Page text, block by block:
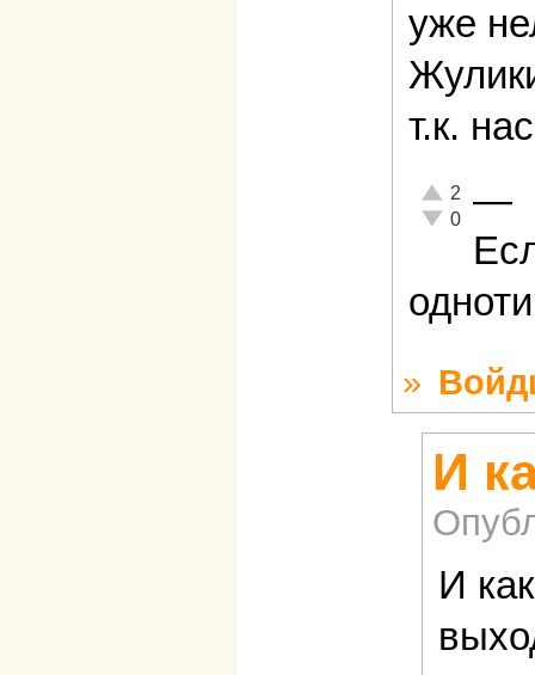
уже
т.к.
Отлично!
2
Неадекватно!
0 —
»
И
И